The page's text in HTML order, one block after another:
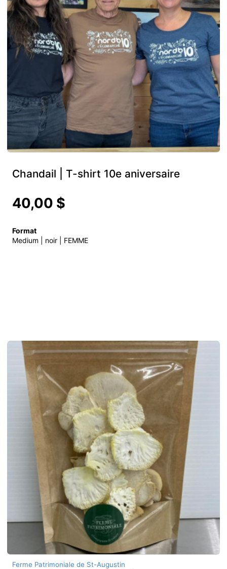
Chandail | T-shirt 10e aniversaire
40,00 $
Format
Medium | noir | FEMME
Ferme Patrimoniale de St-Augustin